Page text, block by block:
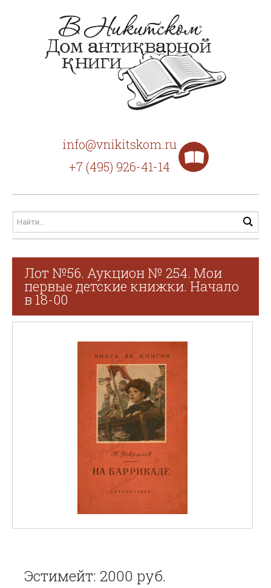
info@vnikitskom.ru
+7 (495) 926-41-14
Лот №56. Аукцион № 254. Мои
первые детские книжки. Начало
в 18-00
Эстимейт: 2000 руб.